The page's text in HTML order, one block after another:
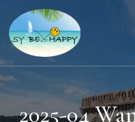
Sailing Be Happy
ein Traum wird wahr
2025-04